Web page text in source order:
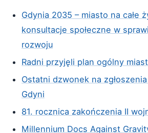
Gdynia 2035 – miasto na całe
konsultacje społeczne w
rozwoju
Radni przyjęli plan ogólny
Ostatni dzwonek na
Gdyni
81. rocznica zakończenia II
Millennium Docs Against